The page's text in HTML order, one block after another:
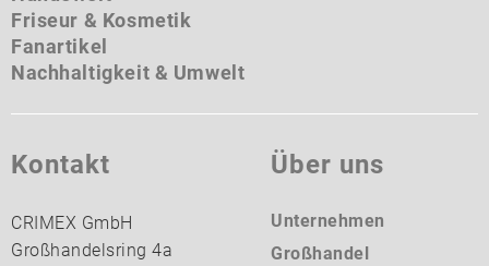
Friseur & Kosmetik
Fanartikel
Nachhaltigkeit & Umwelt
Kontakt
CRIMEX GmbH
Großhandelsring 4a
Über uns
Unternehmen
Großhandel